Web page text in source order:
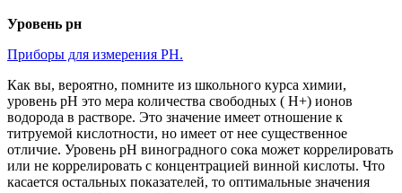
Уровень рн
Приборы для измерения РН.
Как вы, вероятно, помните из школьного курса химии,
уровень рН это мера количества свободных ( Н+) ионов
водорода в растворе. Это значение имеет отношение к
титруемой кислотности, но имеет от нее существенное
отличие. Уровень рН виноградного сока может коррелировать
или не коррелировать с концентрацией винной кислоты. Что
касается остальных показателей, то оптимальные значения